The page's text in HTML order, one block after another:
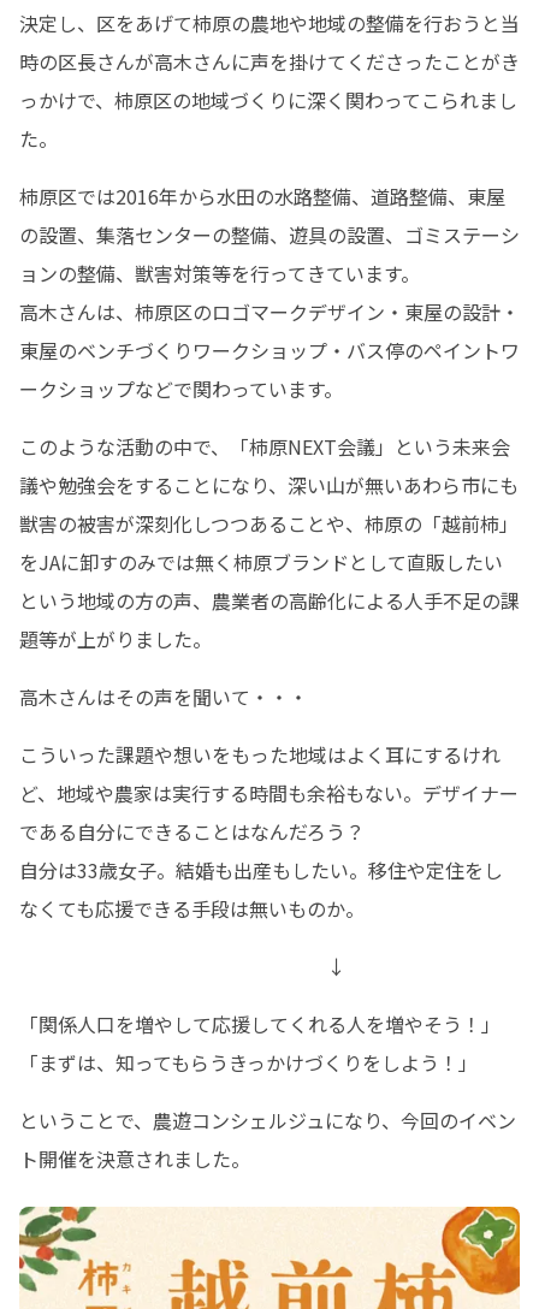
決定し、区をあげて柿原の農地や地域の整備を行おうと当
時の区長さんが高木さんに声を掛けてくださったことがき
っかけで、柿原区の地域づくりに深く関わってこられまし
た。
柿原区では2016年から水田の水路整備、道路整備、東屋
の設置、集落センターの整備、遊具の設置、ゴミステーシ
ョンの整備、獣害対策等を行ってきています。
高木さんは、柿原区のロゴマークデザイン・東屋の設計・
東屋のベンチづくりワークショップ・バス停のペイントワ
ークショップなどで関わっています。
このような活動の中で、「柿原NEXT会議」という未来会
議や勉強会をすることになり、深い山が無いあわら市にも
獣害の被害が深刻化しつつあることや、柿原の「越前柿」
をJAに卸すのみでは無く柿原ブランドとして直販したい
という地域の方の声、農業者の高齢化による人手不足の課
題等が上がりました。
高木さんはその声を聞いて・・・
こういった課題や想いをもった地域はよく耳にするけれ
ど、地域や農家は実行する時間も余裕もない。デザイナー
である自分にできることはなんだろう？
自分は33歳女子。結婚も出産もしたい。移住や定住をし
なくても応援できる手段は無いものか。
↓
「関係人口を増やして応援してくれる人を増やそう！」
「まずは、知ってもらうきっかけづくりをしよう！」
ということで、農遊コンシェルジュになり、今回のイベン
ト開催を決意されました。